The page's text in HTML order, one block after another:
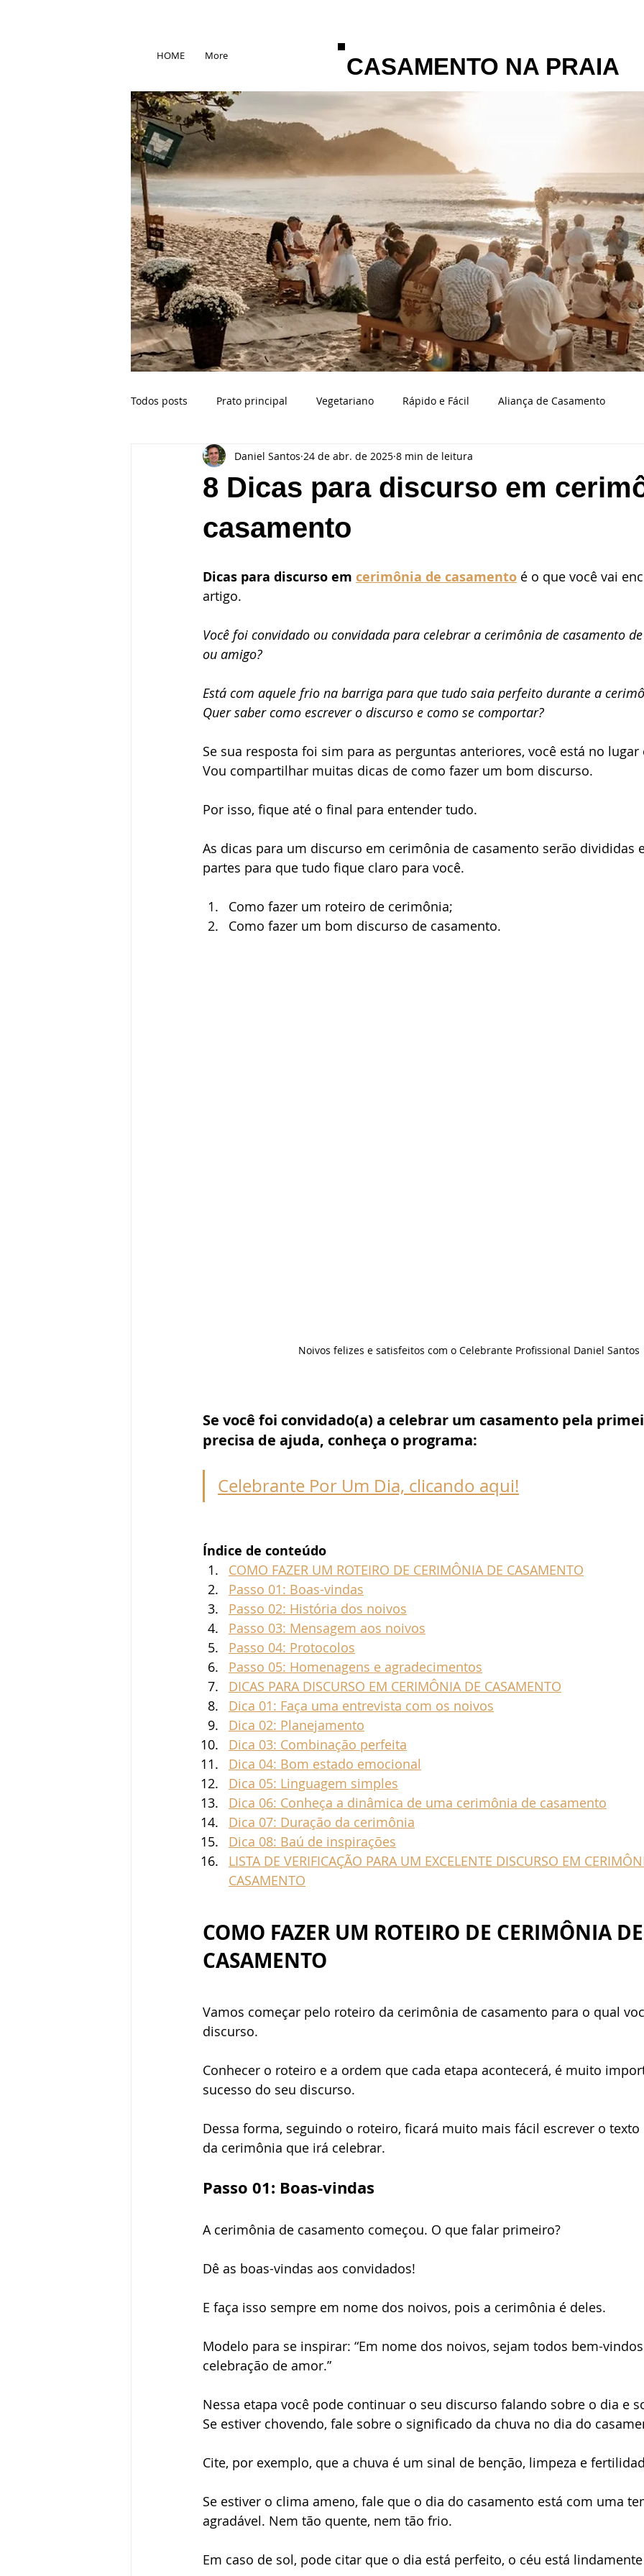
CASAMENTO NA PRAIA
HOME More
Todos posts Prato principal Vegetariano Rápido e Fácil Aliança de Casamento
Buffet para casamento na praia Bodas de casamento Caraguatatuba
Crianças no casamento Espaço de casamento Decoração Eventos Fotografia
Ilhabela SP Fotógrafo de casamento Musicistas para casamentos Organizando
Pedido de casamento Vestido de noiva São Sebastião Site de Casamento
Vida de casados
8 Dicas para discurso em
casamento
Daniel Santos 24 de abr. de 2025 8 min de leitura
Dicas para discurso em cerimônia de casamento é o que você vai
artigo.
Você foi convidado ou convidada para celebrar a cerimônia de casamento
ou amigo?
Está com aquele frio na barriga para que tudo saia perfeito durante a
Quer saber como escrever o discurso e como se comportar?
Se sua resposta foi sim para as perguntas anteriores, você está no
Vou compartilhar muitas dicas de como fazer um bom discurso.
Por isso, fique até o final para entender tudo.
As dicas para um discurso em cerimônia de casamento serão divididas
partes para que tudo fique claro para você.
Como fazer um roteiro de cerimônia;
Como fazer um bom discurso de casamento.
Noivos felizes e satisfeitos com o Celebrante Profissional Daniel Santos
Se você foi convidado(a) a celebrar um casamento pela
precisa de ajuda, conheça o programa:
Celebrante Por Um Dia, clicando aqui!
Índice de conteúdo
COMO FAZER UM ROTEIRO DE CERIMÔNIA DE CASAMENTO
Passo 01: Boas-vindas
Passo 02: História dos noivos
Passo 03: Mensagem aos noivos
Passo 04: Protocolos
Passo 05: Homenagens e agradecimentos
DICAS PARA DISCURSO EM CERIMÔNIA DE CASAMENTO
Dica 01: Faça uma entrevista com os noivos
Dica 02: Planejamento
Dica 03: Combinação perfeita
Dica 04: Bom estado emocional
Dica 05: Linguagem simples
Dica 06: Conheça a dinâmica de uma cerimônia de casamento
Dica 07: Duração da cerimônia
Dica 08: Baú de inspirações
LISTA DE VERIFICAÇÃO PARA UM EXCELENTE DISCURSO EM
CASAMENTO
COMO FAZER UM ROTEIRO DE CERIMÔNIA
CASAMENTO
Vamos começar pelo roteiro da cerimônia de casamento para o qual
discurso.
Conhecer o roteiro e a ordem que cada etapa acontecerá, é muito
sucesso do seu discurso.
Dessa forma, seguindo o roteiro, ficará muito mais fácil escrever o
da cerimônia que irá celebrar.
Passo 01: Boas-vindas
A cerimônia de casamento começou. O que falar primeiro?
Dê as boas-vindas aos convidados!
E faça isso sempre em nome dos noivos, pois a cerimônia é deles.
Modelo para se inspirar: “Em nome dos noivos, sejam todos bem-
celebração de amor.”
Nessa etapa você pode continuar o seu discurso falando sobre o dia e
Se estiver chovendo, fale sobre o significado da chuva no dia do
Cite, por exemplo, que a chuva é um sinal de benção, limpeza e
Se estiver o clima ameno, fale que o dia do casamento está com uma
agradável. Nem tão quente, nem tão frio.
Em caso de sol, pode citar que o dia está perfeito, o céu está